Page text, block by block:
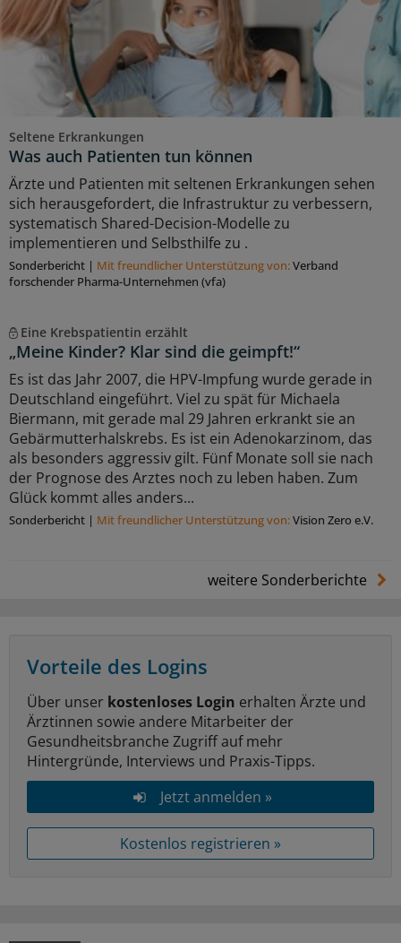
Seltene Erkrankungen
Was auch Patienten tun können
Ärzte und Patienten mit seltenen Erkrankungen sehen
sich herausgefordert, die Infrastruktur zu verbessern,
systematisch Shared-Decision-Modelle zu
implementieren und Selbsthilfe zu .
Sonderbericht | Mit freundlicher Unterstützung von:Verband
forschender Pharma-Unternehmen (vfa)
Eine Krebspatientin erzählt
„Meine Kinder? Klar sind die geimpft!“
Es ist das Jahr 2007, die HPV-Impfung wurde gerade in
Deutschland eingeführt. Viel zu spät für Michaela
Biermann, mit gerade mal 29 Jahren erkrankt sie an
Gebärmutterhalskrebs. Es ist ein Adenokarzinom, das
als besonders aggressiv gilt. Fünf Monate soll sie nach
der Prognose des Arztes noch zu leben haben. Zum
Glück kommt alles anders...
Sonderbericht | Mit freundlicher Unterstützung von:Vision Zero e.V.
weitere Sonderberichte
Vorteile des Logins
Über unser kostenloses Login erhalten Ärzte und
Ärztinnen sowie andere Mitarbeiter der
Gesundheitsbranche Zugriff auf mehr
Hintergründe, Interviews und Praxis-Tipps.
Jetzt anmelden »
Kostenlos registrieren »